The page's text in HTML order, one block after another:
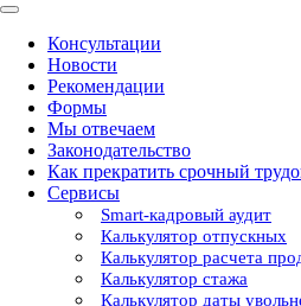
Консультации
Новости
Рекомендации
Формы
Мы отвечаем
Законодательство
Как прекратить срочный
Сервисы
Smart-кадровый аудит
Калькулятор отпускных
Калькулятор расчета
Калькулятор стажа
Калькулятор даты